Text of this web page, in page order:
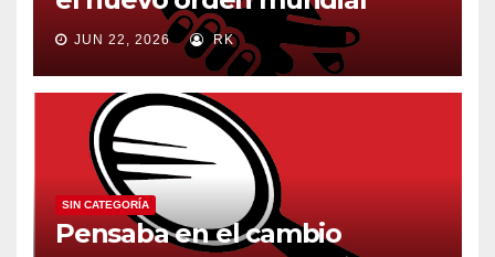
JUN 22, 2026 RK
SIN CATEGORÍA
Pensaba en el cambio